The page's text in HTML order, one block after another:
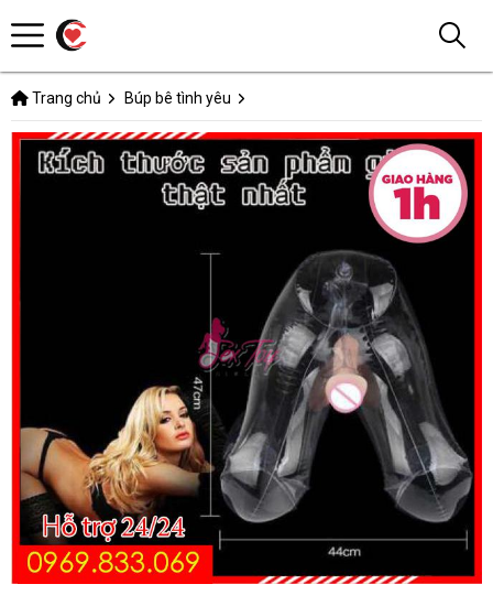
Trang chủ Búp bê tình yêu